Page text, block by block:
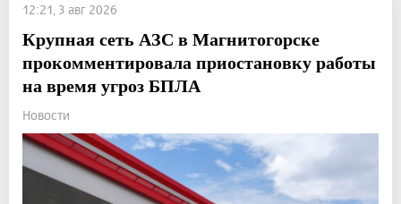
12:21, 3 авг 2026
Крупная сеть АЗС в Магнитогорске
прокомментировала приостановку работы
на время угроз БПЛА
Новости